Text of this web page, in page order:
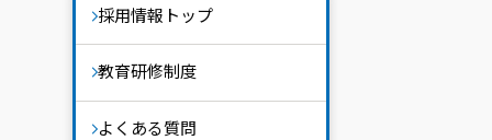
採用情報トップ
教育研修制度
よくある質問